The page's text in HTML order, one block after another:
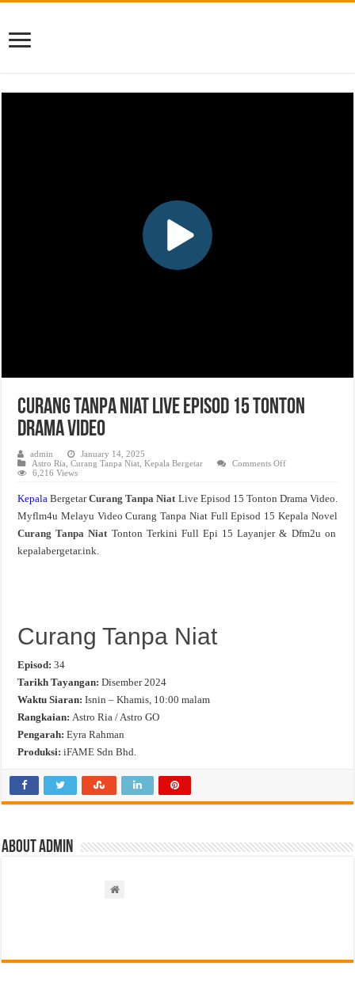
Curang Tanpa Niat Live Episod 15 Tonton
Drama Video
admin
January 14, 2025
Astro Ria ,Curang Tanpa Niat ,Kepala Bergetar Comments Offon
Live
15
Tonton
Drama
6,216 Views
Kepala BergetarCurang Tanpa Niat Live Episod 15 Tonton Drama Video.
Myflm4u Melayu Video Curang Tanpa Niat Full Episod 15 Kepala Novel
Curang Tanpa Niat Tonton Terkini Full Epi 15 Layanjer & Dfm2u on
kepalabergetar.ink.
Curang Tanpa Niat
Episod: 34
Tarikh Tayangan:Disember 2024
Waktu Siaran:Isnin – Khamis, 10:00 malam
Rangkaian: Astro Ria / Astro GO
Pengarah:Eyra Rahman
Produksi: iFAME Sdn Bhd.
About admin